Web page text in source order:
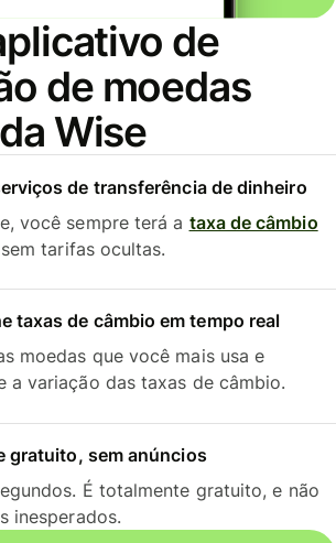
de
de moedas
Wise
de transferência de dinheiro
você sempre terá a taxa de câmbio
tarifas ocultas.
taxas de câmbio em tempo real
moedas que você mais usa e
a variação das taxas de câmbio.
gratuito, sem anúncios
É totalmente gratuito, e não
inesperados.